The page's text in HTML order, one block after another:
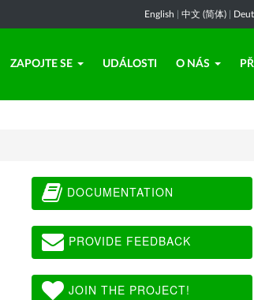
English 中文 (简体)
ZAPOJTE SE UDÁLOSTI O NÁS
DOCUMENTATION
PROVIDE FEEDBACK
JOIN THE PROJECT!